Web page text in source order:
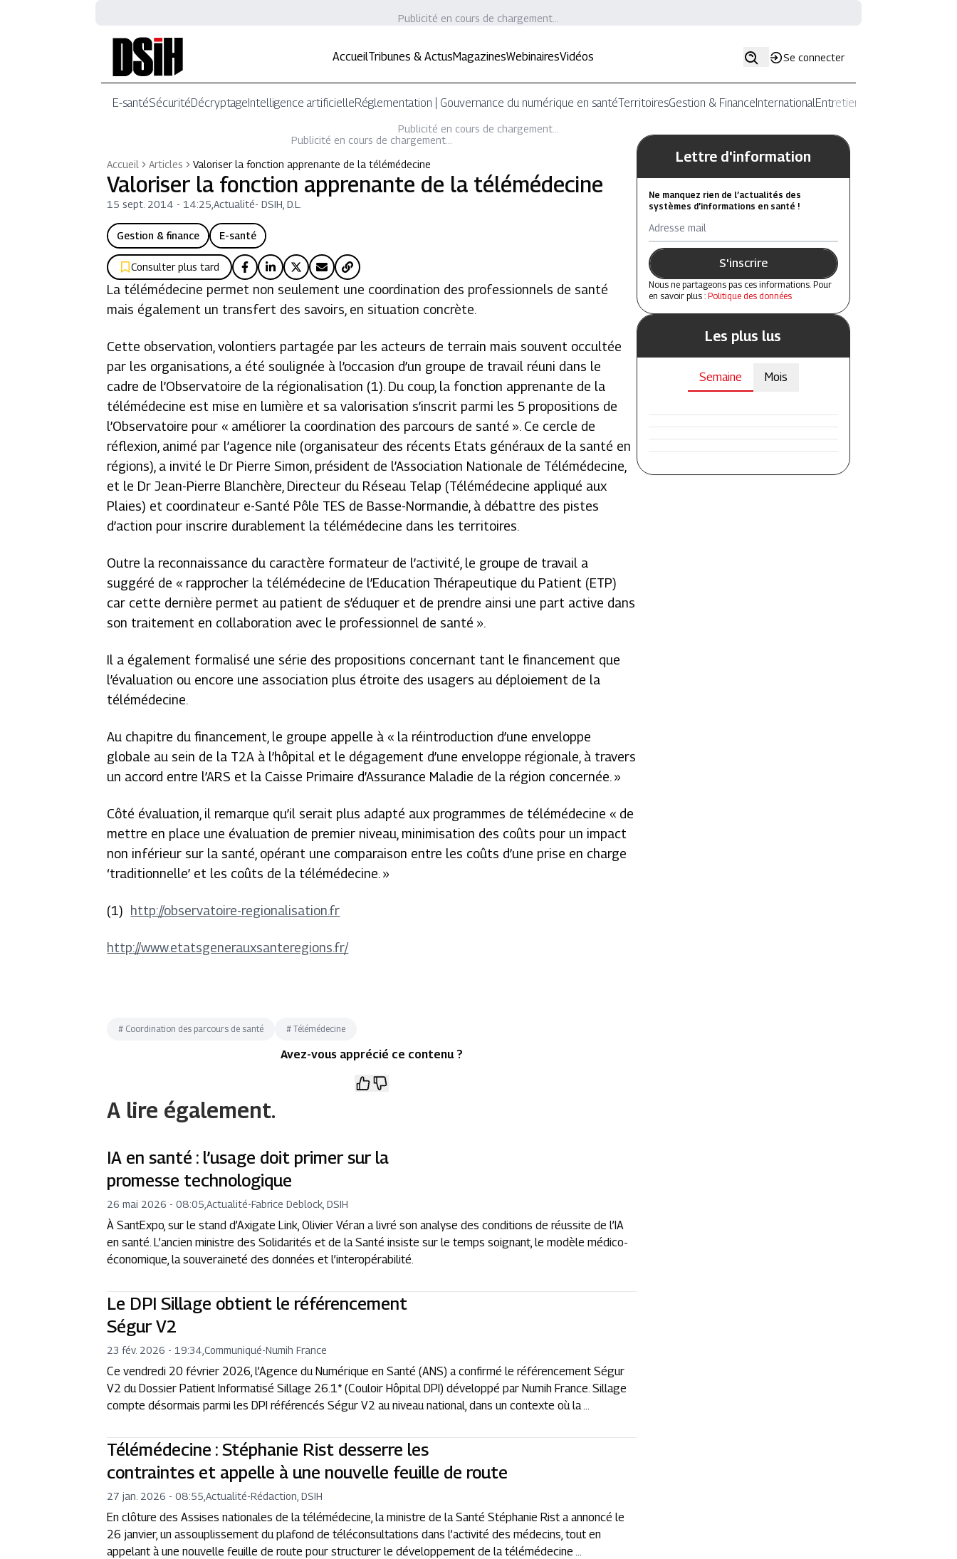
Publicité en cours de chargement...
AccueilTribunes & ActusMagazinesWebinairesVidéos Se connecter
E-santéSécuritéDécryptageIntelligence artificielleRéglementation | Gouvernance du numérique en santéTerritoiresGestion & FinanceInternationalEntretiens
Publicité en cours de chargement...
Publicité en cours de chargement...
Accueil
Articles Valoriser la fonction apprenante de la télémédecine
Valoriser la fonction apprenante de la télémédecine
15 sept. 2014 - 14:25 ,Actualité-DSIH, D.L.
Gestion & finance E-santé
Consulter plus tard
La télémédecine permet non seulement une coordination des professionnels de santé
mais également un transfert des savoirs, en situation concrète.
Cette observation, volontiers partagée par les acteurs de terrain mais souvent occultée
par les organisations, a été soulignée à l’occasion d’un groupe de travail réuni dans le
cadre de l’Observatoire de la régionalisation (1). Du coup, la fonction apprenante de la
télémédecine est mise en lumière et sa valorisation s’inscrit parmi les 5 propositions de
l’Observatoire pour « améliorer la coordination des parcours de santé ». Ce cercle de
réflexion, animé par l’agence nile (organisateur des récents Etats généraux de la santé en
régions), a invité le Dr Pierre Simon, président de l’Association Nationale de Télémédecine,
et le Dr Jean-Pierre Blanchère, Directeur du Réseau Telap (Télémédecine appliqué aux
Plaies) et coordinateur e-Santé Pôle TES de Basse-Normandie, à débattre des pistes
d’action pour inscrire durablement la télémédecine dans les territoires.
Outre la reconnaissance du caractère formateur de l’activité, le groupe de travail a
suggéré de « rapprocher la télémédecine de l’Education Thérapeutique du Patient (ETP)
car cette dernière permet au patient de s’éduquer et de prendre ainsi une part active dans
son traitement en collaboration avec le professionnel de santé ».
Il a également formalisé une série des propositions concernant tant le financement que
l’évaluation ou encore une association plus étroite des usagers au déploiement de la
télémédecine.
Au chapitre du financement, le groupe appelle à « la réintroduction d’une enveloppe
globale au sein de la T2A à l’hôpital et le dégagement d’une enveloppe régionale, à travers
un accord entre l’ARS et la Caisse Primaire d’Assurance Maladie de la région concernée. »
Côté évaluation, il remarque qu’il serait plus adapté aux programmes de télémédecine « de
mettre en place une évaluation de premier niveau, minimisation des coûts pour un impact
non inférieur sur la santé, opérant une comparaison entre les coûts d’une prise en charge
‘traditionnelle’ et les coûts de la télémédecine. »
(1) http://observatoire-regionalisation.fr
http://www.etatsgenerauxsanteregions.fr/
# Coordination des parcours de santé #Télémédecine
Avez-vous apprécié ce contenu ?
A lire également.
IA en santé : l’usage doit primer sur la
promesse technologique
26 mai 2026 - 08:05 ,Actualité-Fabrice Deblock, DSIH
À SantExpo, sur le stand d’Axigate Link, Olivier Véran a livré son analyse des conditions de réussite de l’IA
en santé. L’ancien ministre des Solidarités et de la Santé insiste sur le temps soignant, le modèle médico-
économique, la souveraineté des données et l’interopérabilité.
Le DPI Sillage obtient le référencement
Ségur V2
23 fév. 2026 - 19:34 ,Communiqué-Numih France
Ce vendredi 20 février 2026, l’Agence du Numérique en Santé (ANS) a confirmé le référencement Ségur
V2 du Dossier Patient Informatisé Sillage 26.1* (Couloir Hôpital DPI) développé par Numih France. Sillage
compte désormais parmi les DPI référencés Ségur V2 au niveau national, dans un contexte où la ...
Télémédecine : Stéphanie Rist desserre les
contraintes et appelle à une nouvelle feuille de route
27 jan. 2026 - 08:55 ,Actualité-Rédaction, DSIH
En clôture des Assises nationales de la télémédecine, la ministre de la Santé Stéphanie Rist a annoncé le
26 janvier, un assouplissement du plafond de téléconsultations dans l’activité des médecins, tout en
appelant à une nouvelle feuille de route pour structurer le développement de la télémédecine ...
Lettre d'information
Ne manquez rien de l’actualités des
systèmes d’informations en santé !
Adresse mail
S'inscrire
Nous ne partageons pas ces informations. Pour
en savoir plus : Politique des données
Les plus lus
Semaine Mois